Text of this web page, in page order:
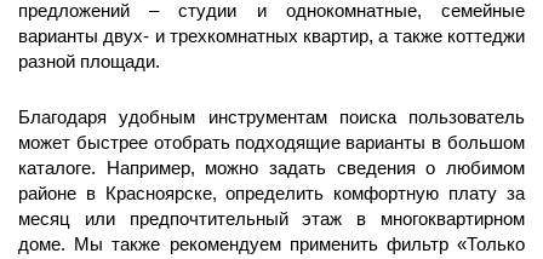
предложений – студии и однокомнатные, семейные
варианты двух- и трехкомнатных квартир, а также коттеджи
разной площади.
Благодаря удобным инструментам поиска пользователь
может быстрее отобрать подходящие варианты в большом
каталоге. Например, можно задать сведения о любимом
районе в Красноярске, определить комфортную плату за
месяц или предпочтительный этаж в многоквартирном
доме. Мы также рекомендуем применить фильтр «Только